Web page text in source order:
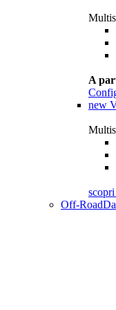
A
new
Off-Road